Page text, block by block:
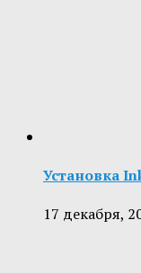
Установка
17 декабря,